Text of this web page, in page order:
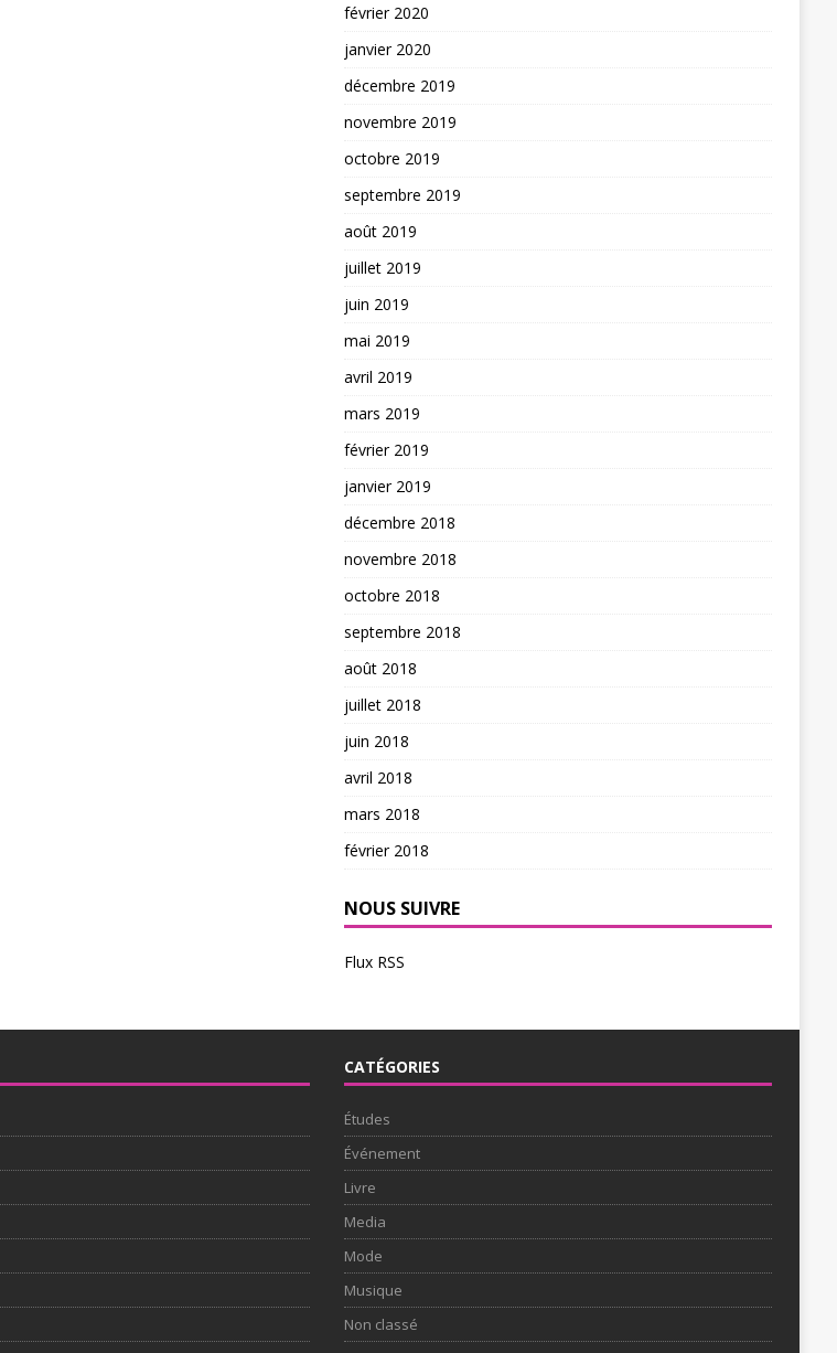
février 2020
janvier 2020
décembre 2019
novembre 2019
octobre 2019
septembre 2019
août 2019
juillet 2019
juin 2019
mai 2019
avril 2019
mars 2019
février 2019
janvier 2019
décembre 2018
novembre 2018
octobre 2018
septembre 2018
août 2018
juillet 2018
juin 2018
avril 2018
mars 2018
février 2018
NOUS SUIVRE
Flux RSS
CATÉGORIES
Études
Événement
Livre
Media
Mode
Musique
Non classé